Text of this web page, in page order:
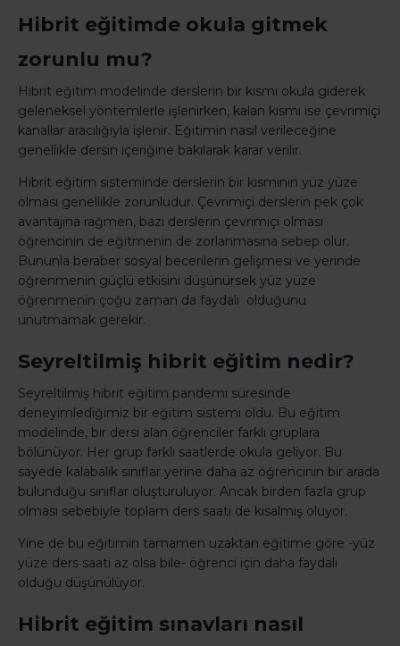
Hibrit eğitimde okula gitmek
zorunlu mu?
Hibrit eğitim modelinde derslerin bir kısmı okula giderek
geleneksel yöntemlerle işlenirken, kalan kısmı ise çevrimiçi
kanallar aracılığıyla işlenir. Eğitimin nasıl verileceğine
genellikle dersin içeriğine bakılarak karar verilir.
Hibrit eğitim sisteminde derslerin bir kısmının yüz yüze
olması genellikle zorunludur. Çevrimiçi derslerin pek çok
avantajına rağmen, bazı derslerin çevrimiçi olması
öğrencinin de eğitmenin de zorlanmasına sebep olur.
Bununla beraber sosyal becerilerin gelişmesi ve yerinde
öğrenmenin güçlü etkisini düşünürsek yüz yüze
öğrenmenin çoğu zaman da faydalı olduğunu
unutmamak gerekir.
Seyreltilmiş hibrit eğitim nedir?
Seyreltilmiş hibrit eğitim pandemi süresinde
deneyimlediğimiz bir eğitim sistemi oldu. Bu eğitim
modelinde, bir dersi alan öğrenciler farklı gruplara
bölünüyor. Her grup farklı saatlerde okula geliyor. Bu
sayede kalabalık sınıflar yerine daha az öğrencinin bir arada
bulunduğu sınıflar oluşturuluyor. Ancak birden fazla grup
olması sebebiyle toplam ders saati de kısalmış oluyor.
Yine de bu eğitimin tamamen uzaktan eğitime göre -yüz
yüze ders saati az olsa bile- öğrenci için daha faydalı
olduğu düşünülüyor.
Hibrit eğitim sınavları nasıl